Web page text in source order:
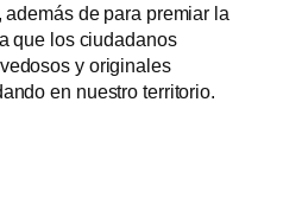
de para premiar la
que los ciudadanos
y originales
en nuestro territorio.